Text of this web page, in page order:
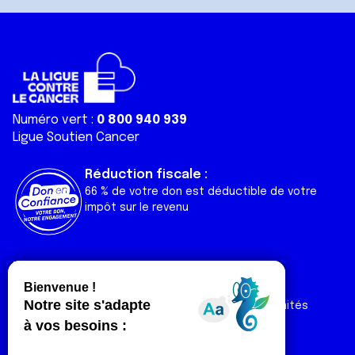
Numéro vert : 0 800 940 939
Ligue Soutien Cancer
Réduction fiscale :
66 % de votre don est déductible de votre
impôt sur le revenu
Liens utiles
Nos actualités
Nos publications
Contact
Espace Ligue & comités
Espace chercheur